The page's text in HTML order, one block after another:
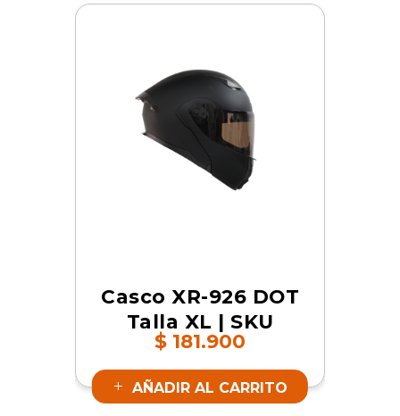
Casco XR-926 DOT
Talla XL | SKU
16656
$ 181.900
AÑADIR AL CARRITO